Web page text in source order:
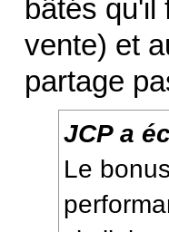
bâtés qu'il
vente) et
partage
JCP a
Le